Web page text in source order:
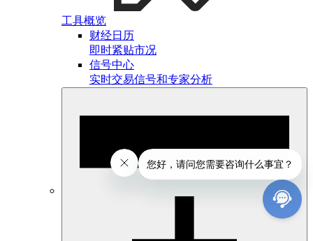
工具概览
财经日历
即时紧贴市况
信号中心
实时交易信号和专家分析